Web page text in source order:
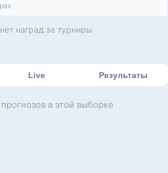
наград за турниры
Live Результаты
в этой выборке